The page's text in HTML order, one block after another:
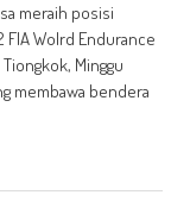
meraih posisi
FIA Wolrd Endurance
Minggu
membawa bendera